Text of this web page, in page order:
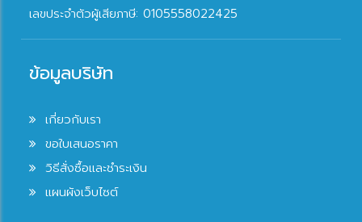
เลขประจำตัวผู้เสียภาษี: 0105558022425
ข้อมูลบริษัท
เกี่ยวกับเรา
ขอใบเสนอราคา
วิธีสั่งซื้อและชำระเงิน
แผนผังเว็บไซต์